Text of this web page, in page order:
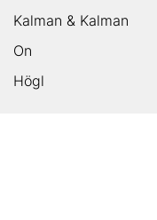
Kalman & Kalman
On
Högl